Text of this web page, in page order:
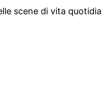
scene di vita